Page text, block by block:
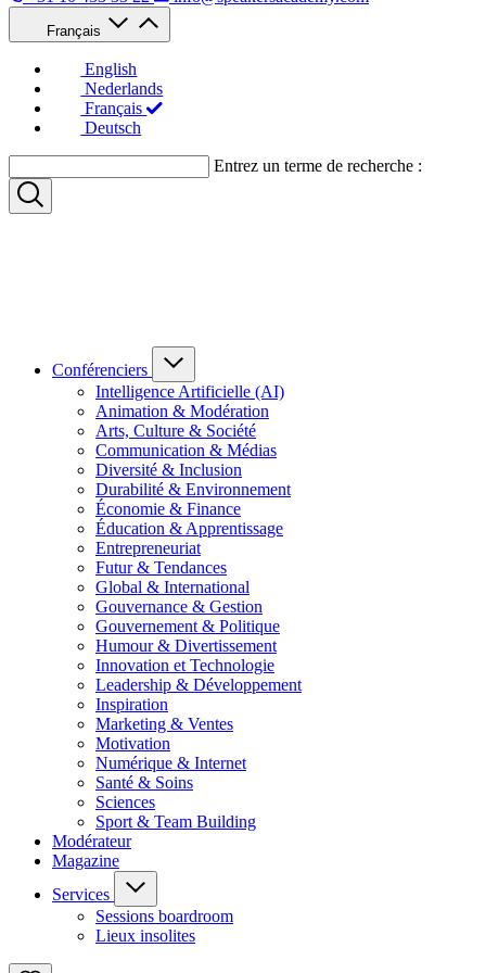
Français
English
Nederlands
Français
Deutsch
Entrez un terme de recherche :
Conférenciers
Intelligence Artificielle (AI)
Animation & Modération
Arts, Culture & Société
Communication & Médias
Diversité & Inclusion
Durabilité & Environnement
Économie & Finance
Éducation & Apprentissage
Entrepreneuriat
Futur & Tendances
Global & International
Gouvernance & Gestion
Gouvernement & Politique
Humour & Divertissement
Innovation et Technologie
Leadership & Développement
Inspiration
Marketing & Ventes
Motivation
Numérique & Internet
Santé & Soins
Sciences
Sport & Team Building
Modérateur
Magazine
Services
Sessions boardroom
Lieux insolites